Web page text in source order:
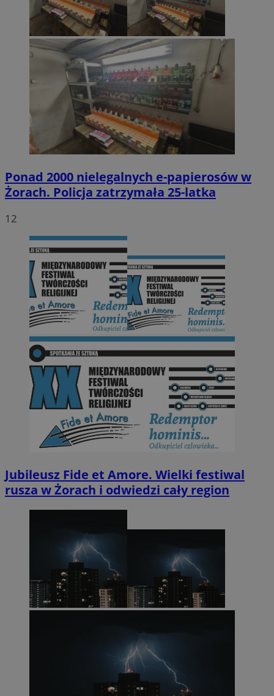
Ponad 2000 nielegalnych e-papierosów w
Żorach. Policja zatrzymała 25-latka
12
Jubileusz Fide et Amore. Wielki festiwal
rusza w Żorach i odwiedzi cały region